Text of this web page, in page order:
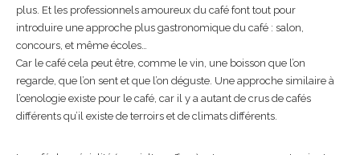
plus. Et les professionnels amoureux du café font tout pour
introduire une approche plus gastronomique du café : salon,
concours, et même écoles…
Car le café cela peut être, comme le vin, une boisson que l’on
regarde, que l’on sent et que l’on déguste. Une approche similaire à
l’œnologie existe pour le café, car il y a autant de crus de cafés
différents qu’il existe de terroirs et de climats différents.